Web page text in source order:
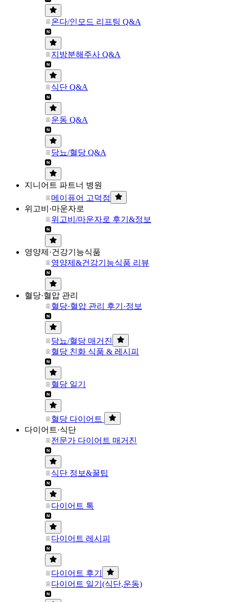
온다/인모드 리프팅 Q&A
지방분해주사 Q&A
식단 Q&A
운동 Q&A
당뇨/혈당 Q&A
지니어트 파트너 병원
메이퓨어 고덕점
위고비·마운자로
위고비/마운자로 후기&정보
영양제·건강기능식품
영양제&건강기능식품 리뷰
혈당·혈압 관리
혈당·혈압 관리 후기·정보
당뇨/혈당 매거진
혈당 친화 식품 & 레시피
혈당 일기
혈당 다이어트
다이어트·식단
전문가 다이어트 매거진
식단 정보&꿀팁
다이어트 톡
다이어트 레시피
다이어트 후기
다이어트 일기(식단,운동)